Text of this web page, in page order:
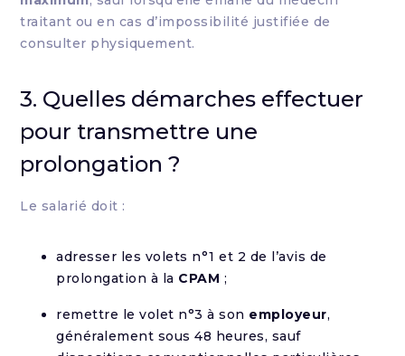
traitant ou en cas d’impossibilité justifiée de
consulter physiquement.
3. Quelles démarches effectuer
pour transmettre une
prolongation ?
Le salarié doit :
adresser les volets n°1 et 2 de l’avis de
prolongation à la CPAM ;
remettre le volet n°3 à son employeur,
généralement sous 48 heures, sauf